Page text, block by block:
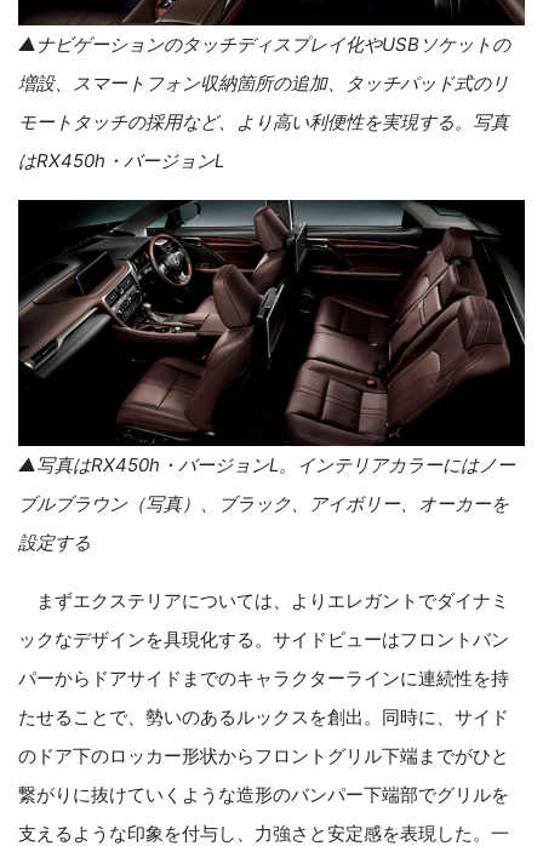
▲ナビゲーションのタッチディスプレイ化やUSB ソケットの
増設、スマートフォン収納箇所の追加、タッチパッド式のリ
モートタッチの採用など、より高い利便性を実現する。写真
はRX450h ・バージョンL
▲写真はRX450h ・バージョンL。インテリアカラーにはノー
ブルブラウン（写真）、ブラック、アイボリー、オーカーを
設定する
まずエクステリアについては、よりエレガントでダイナミ
ックなデザインを具現化する。サイドビューはフロントバン
パーからドアサイドまでのキャラクターラインに連続性を持
たせることで、勢いのあるルックスを創出。同時に、サイド
のドア下のロッカー形状からフロントグリル下端までがひと
繋がりに抜けていくような造形のバンパー下端部でグリルを
支えるような印象を付与し、力強さと安定感を表現した。一